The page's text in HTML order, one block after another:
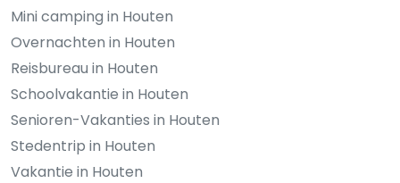
Mini camping in Houten
Overnachten in Houten
Reisbureau in Houten
Schoolvakantie in Houten
Senioren-Vakanties in Houten
Stedentrip in Houten
Vakantie in Houten